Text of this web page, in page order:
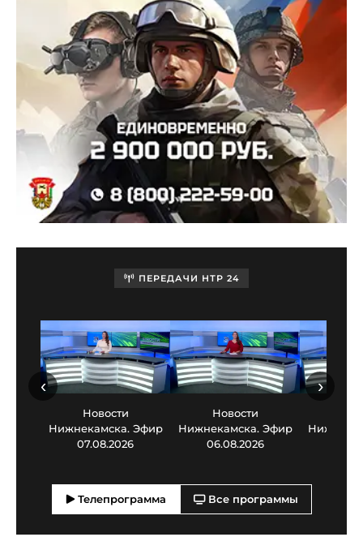
ПЕРЕДАЧИ НТР 24
Новости
Нижнекамска. Эфир
07.08.2026
Новости
Нижнекамска. Эфир
06.08.2026
‹ ›
Телепрограмма Все программы